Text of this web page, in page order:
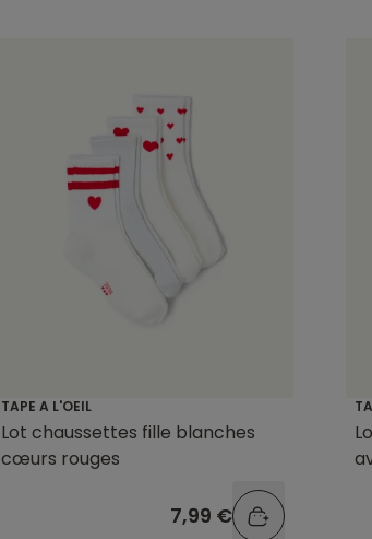
TAPE A L'OEIL
Lot chaussettes fille blanches
cœurs rouges
7,99 €